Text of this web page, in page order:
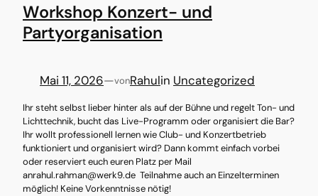
Workshop Konzert- und
Partyorganisation
Mai 11, 2026—vonRahulin Uncategorized
Ihr steht selbst lieber hinter als auf der Bühne und regelt Ton- und
Lichttechnik, bucht das Live-Programm oder organisiert die Bar?
Ihr wollt professionell lernen wie Club- und Konzertbetrieb
funktioniert und organisiert wird? Dann kommt einfach vorbei
oder reserviert euch euren Platz per Mail
anrahul.rahman@werk9.de Teilnahme auch an Einzelterminen
möglich! Keine Vorkenntnisse nötig!